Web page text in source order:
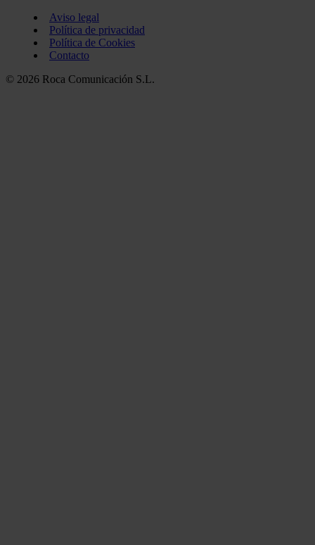
Aviso legal
Política de privacidad
Política de Cookies
Contacto
© 2026 Roca Comunicación S.L.